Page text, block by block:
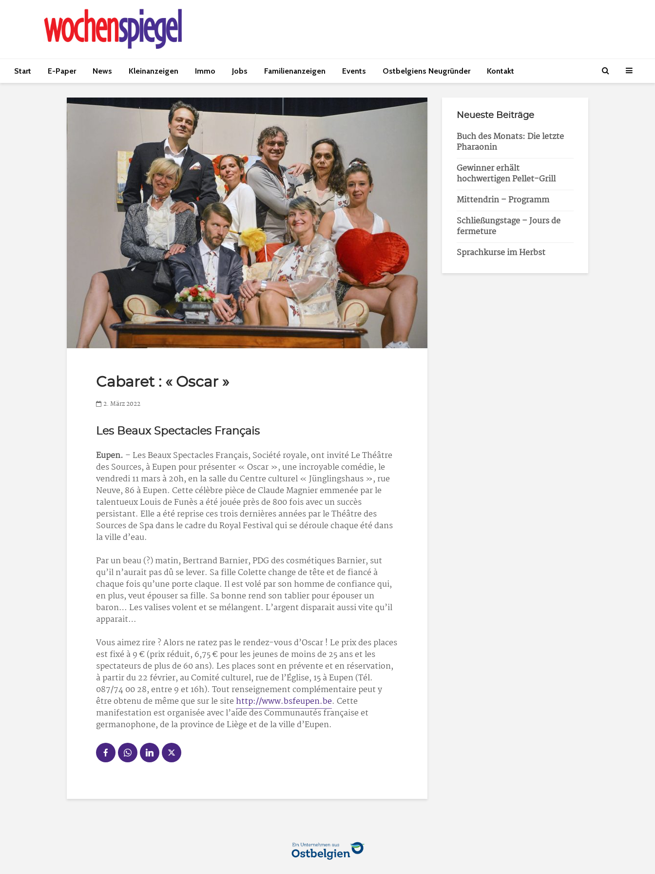
Start E-Paper News Kleinanzeigen Immo Jobs Familienanzeigen Events Ostbelgiens Neugründer Kontakt
Cabaret : « Oscar »
2. März 2022
Les Beaux Spectacles Français
Eupen. – Les Beaux Spectacles Français, Société royale, ont invité Le Théâtre
des Sources, à Eupen pour présenter « Oscar », une incroyable comédie, le
vendredi 11 mars à 20h, en la salle du Centre culturel « Jünglingshaus », rue
Neuve, 86 à Eupen. Cette célèbre pièce de Claude Magnier emmenée par le
talentueux Louis de Funès a été jouée près de 800 fois avec un succès
persistant. Elle a été reprise ces trois dernières années par le Théâtre des
Sources de Spa dans le cadre du Royal Festival qui se déroule chaque été dans
la ville d’eau.
Par un beau (?) matin, Bertrand Barnier, PDG des cosmétiques Barnier, sut
qu’il n’aurait pas dû se lever. Sa fille Colette change de tête et de fiancé à
chaque fois qu’une porte claque. Il est volé par son homme de confiance qui,
en plus, veut épouser sa fille. Sa bonne rend son tablier pour épouser un
baron… Les valises volent et se mélangent. L’argent disparait aussi vite qu’il
apparait…
Vous aimez rire ? Alors ne ratez pas le rendez-vous d’Oscar ! Le prix des places
est fixé à 9 € (prix réduit, 6,75 € pour les jeunes de moins de 25 ans et les
spectateurs de plus de 60 ans). Les places sont en prévente et en réservation,
à partir du 22 février, au Comité culturel, rue de l’Église, 15 à Eupen (Tél.
087/74 00 28, entre 9 et 16h). Tout renseignement complémentaire peut y
être obtenu de même que sur le site http://www.bsfeupen.be. Cette
manifestation est organisée avec l’aide des Communautés française et
germanophone, de la province de Liège et de la ville d’Eupen.
Neueste Beiträge
Buch des Monats: Die letzte
Pharaonin
Gewinner erhält
hochwertigen Pellet-Grill
Mittendrin – Programm
Schließungstage – Jours de
fermeture
Sprachkurse im Herbst